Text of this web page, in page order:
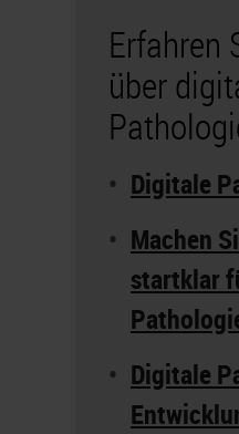
Erfahren
über
Digitale
Machen
startklar
Digitale